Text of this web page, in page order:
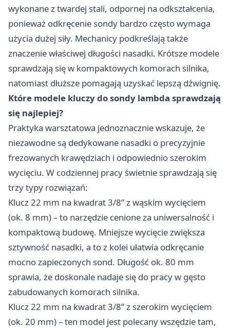
wykonane z twardej stali, odpornej na odkształcenia,
ponieważ odkręcenie sondy bardzo często wymaga
użycia dużej siły. Mechanicy podkreślają także
znaczenie właściwej długości nasadki. Krótsze modele
sprawdzają się w kompaktowych komorach silnika,
natomiast dłuższe pomagają uzyskać lepszą dźwignię.
Które modele kluczy do sondy lambda sprawdzają
się najlepiej?
Praktyka warsztatowa jednoznacznie wskazuje, że
niezawodne są dedykowane nasadki o precyzyjnie
frezowanych krawędziach i odpowiednio szerokim
wycięciu. W codziennej pracy świetnie sprawdzają się
trzy typy rozwiązań:
Klucz 22 mm na kwadrat 3/8” z wąskim wycięciem
(ok. 8 mm) – to narzędzie cenione za uniwersalność i
kompaktową budowę. Mniejsze wycięcie zwiększa
sztywność nasadki, a to z kolei ułatwia odkręcanie
mocno zapieczonych sond. Długość ok. 80 mm
sprawia, że doskonale nadaje się do pracy w gęsto
zabudowanych komorach silnika.
Klucz 22 mm na kwadrat 3/8” z szerokim wycięciem
(ok. 20 mm) – ten model jest polecany wszędzie tam,